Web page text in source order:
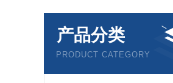
产品分类
PRODUCT CATEGORY